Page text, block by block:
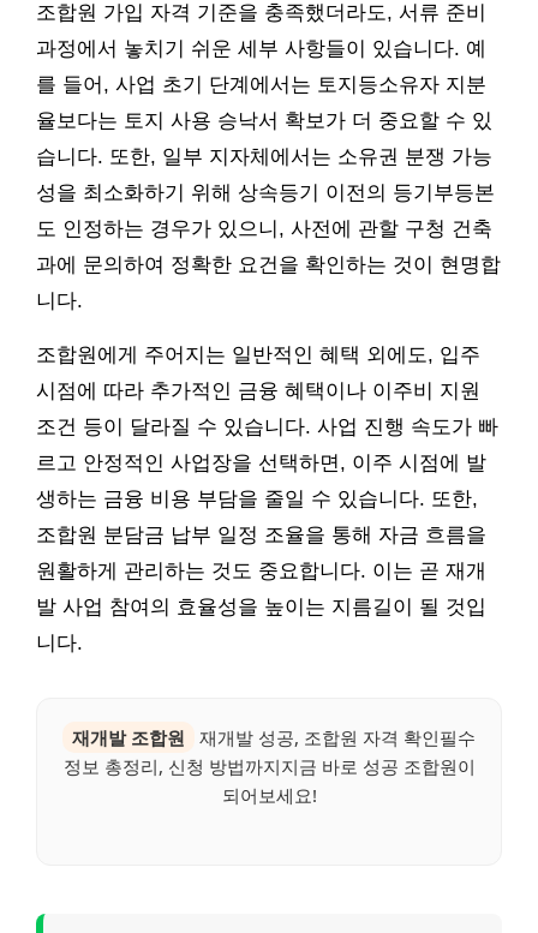
조합원 가입 자격 기준을 충족했더라도, 서류 준비
과정에서 놓치기 쉬운 세부 사항들이 있습니다. 예
를 들어, 사업 초기 단계에서는 토지등소유자 지분
율보다는 토지 사용 승낙서 확보가 더 중요할 수 있
습니다. 또한, 일부 지자체에서는 소유권 분쟁 가능
성을 최소화하기 위해 상속등기 이전의 등기부등본
도 인정하는 경우가 있으니, 사전에 관할 구청 건축
과에 문의하여 정확한 요건을 확인하는 것이 현명합
니다.
조합원에게 주어지는 일반적인 혜택 외에도, 입주
시점에 따라 추가적인 금융 혜택이나 이주비 지원
조건 등이 달라질 수 있습니다. 사업 진행 속도가 빠
르고 안정적인 사업장을 선택하면, 이주 시점에 발
생하는 금융 비용 부담을 줄일 수 있습니다. 또한,
조합원 분담금 납부 일정 조율을 통해 자금 흐름을
원활하게 관리하는 것도 중요합니다. 이는 곧 재개
발 사업 참여의 효율성을 높이는 지름길이 될 것입
니다.
재개발 조합원
재개발 성공, 조합원 자격 확인필수
정보 총정리, 신청 방법까지지금 바로 성공 조합원이
되어보세요!